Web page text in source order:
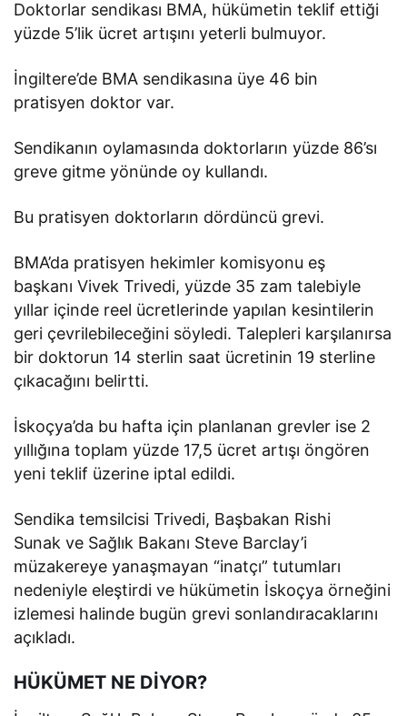
Doktorlar sendikası BMA, hükümetin teklif ettiği
yüzde 5’lik ücret artışını yeterli bulmuyor.
İngiltere’de BMA sendikasına üye 46 bin
pratisyen doktor var.
Sendikanın oylamasında doktorların yüzde 86’sı
greve gitme yönünde oy kullandı.
Bu pratisyen doktorların dördüncü grevi.
BMA’da pratisyen hekimler komisyonu eş
başkanı Vivek Trivedi, yüzde 35 zam talebiyle
yıllar içinde reel ücretlerinde yapılan kesintilerin
geri çevrilebileceğini söyledi. Talepleri karşılanırsa
bir doktorun 14 sterlin saat ücretinin 19 sterline
çıkacağını belirtti.
İskoçya’da bu hafta için planlanan grevler ise 2
yıllığına toplam yüzde 17,5 ücret artışı öngören
yeni teklif üzerine iptal edildi.
Sendika temsilcisi Trivedi, Başbakan Rishi
Sunak ve Sağlık Bakanı Steve Barclay’i
müzakereye yanaşmayan “inatçı” tutumları
nedeniyle eleştirdi ve hükümetin İskoçya örneğini
izlemesi halinde bugün grevi sonlandıracaklarını
açıkladı.
HÜKÜMET NE DİYOR?